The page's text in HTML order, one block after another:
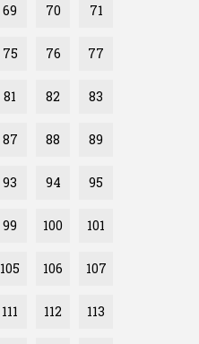
69 70 71
75 76 77
81 82 83
87 88 89
93 94 95
99 100 101
105 106 107
111 112 113